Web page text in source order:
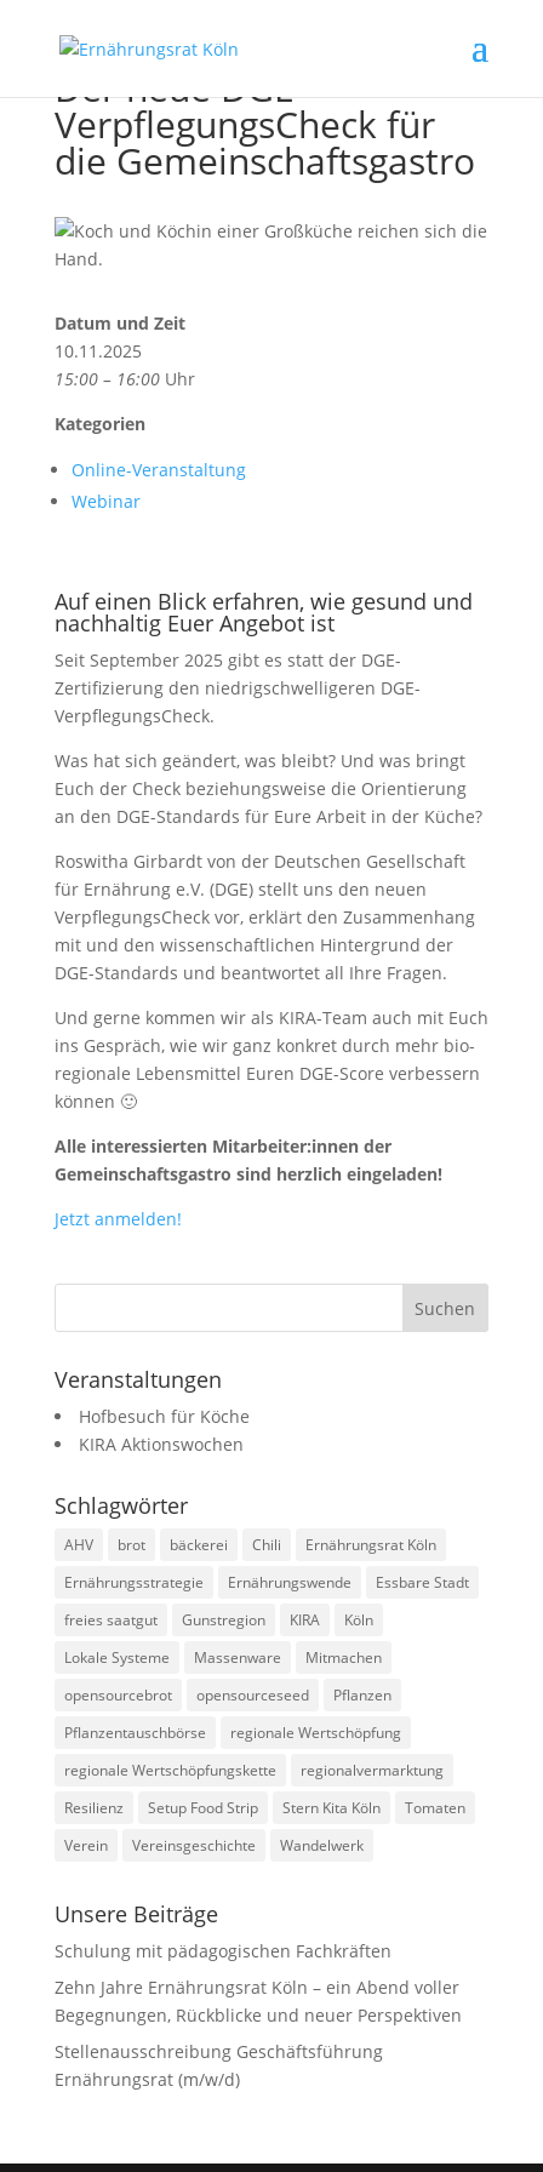
Der neue DGE-
VerpflegungsCheck für
die Gemeinschaftsgastro
Datum und Zeit
10.11.2025
15:00 – 16:00Uhr
Kategorien
Online-Veranstaltung
Webinar
Auf einen Blick erfahren, wie gesund und
nachhaltig Euer Angebot ist
Seit September 2025 gibt es statt der DGE-
Zertifizierung den niedrigschwelligeren DGE-
VerpflegungsCheck.
Was hat sich geändert, was bleibt? Und was bringt
Euch der Check beziehungsweise die Orientierung
an den DGE-Standards für Eure Arbeit in der Küche?
Roswitha Girbardt von der Deutschen Gesellschaft
für Ernährung e.V. (DGE) stellt uns den neuen
VerpflegungsCheck vor, erklärt den Zusammenhang
mit und den wissenschaftlichen Hintergrund der
DGE-Standards und beantwortet all Ihre Fragen.
Und gerne kommen wir als KIRA-Team auch mit Euch
ins Gespräch, wie wir ganz konkret durch mehr bio-
regionale Lebensmittel Euren DGE-Score verbessern
können 🙂
Alle interessierten Mitarbeiter:innen der
Gemeinschaftsgastro sind herzlich eingeladen!
Jetzt anmelden!
Veranstaltungen
Hofbesuch für Köche
KIRA Aktionswochen
Schlagwörter
AHV brot bäckerei Chili
Ernährungsrat Köln
Ernährungsstrategie
Ernährungswende
Essbare Stadt
freies saatgut
Gunstregion KIRA
Köln
Lokale Systeme
Massenware
Mitmachen
opensourcebrot
opensourceseed
Pflanzen
Pflanzentauschbörse
regionale Wertschöpfung
regionale Wertschöpfungskette
regionalvermarktung
Resilienz
Setup Food Strip Stern Kita Köln
Tomaten
Verein
Vereinsgeschichte Wandelwerk
Unsere Beiträge
Schulung mit pädagogischen Fachkräften
Zehn Jahre Ernährungsrat Köln – ein Abend voller
Begegnungen, Rückblicke und neuer Perspektiven
Stellenausschreibung Geschäftsführung
Ernährungsrat (m/w/d)